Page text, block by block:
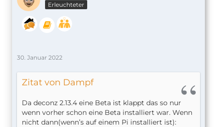
Erleuchteter
30. Januar 2022
Zitat von Dampf
Da deconz 2.13.4 eine Beta ist klappt das so nur
wenn vorher schon eine Beta installiert war. Wenn
nicht dann(wenn’s auf einem Pi installiert ist):